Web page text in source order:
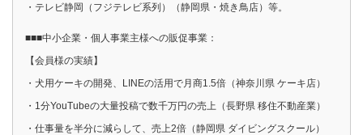
・テレビ静岡（フジテレビ系列）（静岡県・焼き鳥店）等。
■■■中小企業・個人事業主様への販促事業：
【会員様の実績】
・犬用ケーキの開発、LINEの活用で月商1.5倍（神奈川県 ケーキ店）
・1分YouTubeの大量投稿で数千万円の売上（長野県 移住不動産業）
・仕事量を半分に減らして、売上2倍（静岡県 ダイビングスクール）